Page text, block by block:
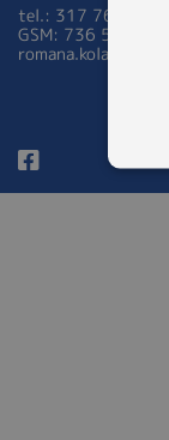
tel.: 317 763 521
GSM: 736 535 973